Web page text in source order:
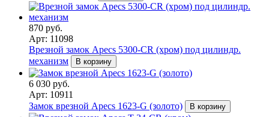
870 руб.
Арт: 11098
Врезной замок Apecs 5300-CR (хром) под цилиндр.
механизм
В корзину
6 030 руб.
Арт: 10911
Замок врезной Apecs 1623-G (золото)
В корзину